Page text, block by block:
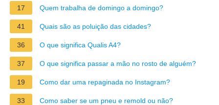
17 Quem trabalha de domingo a domingo?
41 Quais são as poluição das cidades?
36 O que significa Qualis A4?
37 O que significa passar a mão no rosto de alguém?
19 Como dar uma repaginada no Instagram?
33 Como saber se um pneu e remold ou não?